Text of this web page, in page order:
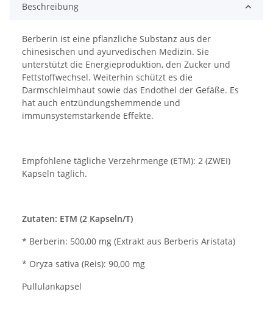
Beschreibung
Berberin ist eine pflanzliche Substanz aus der
chinesischen und ayurvedischen Medizin. Sie
unterstützt die Energieproduktion, den Zucker und
Fettstoffwechsel. Weiterhin schützt es die
Darmschleimhaut sowie das Endothel der Gefäße. Es
hat auch entzündungshemmende und
immunsystemstärkende Effekte.
Empfohlene tägliche Verzehrmenge (ETM): 2 (ZWEI)
Kapseln täglich.
Zutaten: ETM (2 Kapseln/T)
* Berberin: 500,00 mg (Extrakt aus Berberis Aristata)
* Oryza sativa (Reis): 90,00 mg
Pullulankapsel